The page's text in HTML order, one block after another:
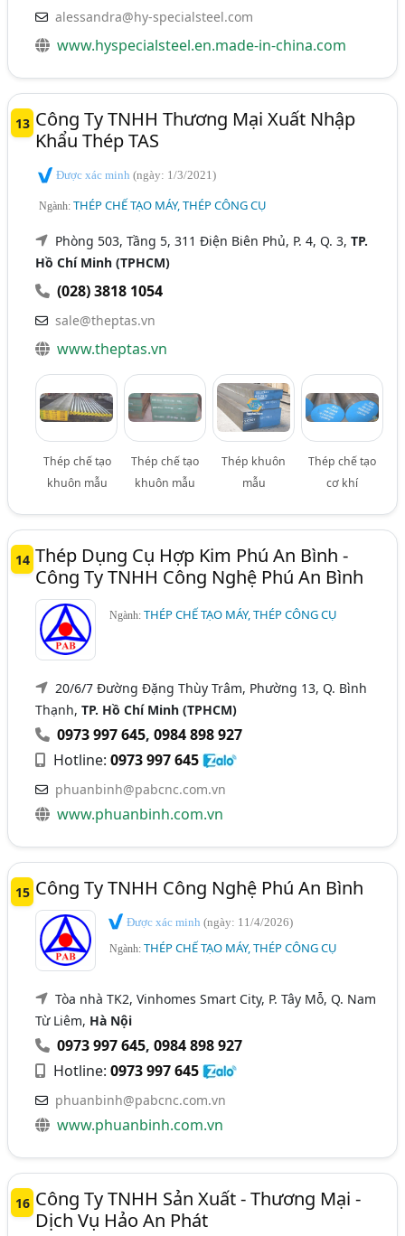
alessandra@hy-specialsteel.com
www.hyspecialsteel.en.made-in-china.com
13 Công Ty TNHH Thương Mại Xuất Nhập
Khẩu Thép TAS
Được xác minh(ngày: 1/3/2021)
Ngành:THÉP CHẾ TẠO MÁY, THÉP CÔNG CỤ
Phòng 503, Tầng 5, 311 Điện Biên Phủ, P. 4, Q. 3,TP.
Hồ Chí Minh (TPHCM)
(028) 3818 1054
sale@theptas.vn
www.theptas.vn
Thép chế tạo
khuôn mẫu
Thép chế tạo
khuôn mẫu
Thép khuôn
mẫu
Thép chế tạo
cơ khí
14 Thép Dụng Cụ Hợp Kim Phú An Bình -
Công Ty TNHH Công Nghệ Phú An Bình
Ngành:THÉP CHẾ TẠO MÁY, THÉP CÔNG CỤ
20/6/7 Đường Đặng Thùy Trâm, Phường 13, Q. Bình
Thạnh,TP. Hồ Chí Minh (TPHCM)
0973 997 645,0984 898 927
Hotline:0973 997 645
phuanbinh@pabcnc.com.vn
www.phuanbinh.com.vn
15 Công Ty TNHH Công Nghệ Phú An Bình
Được xác minh(ngày: 11/4/2026)
Ngành:THÉP CHẾ TẠO MÁY, THÉP CÔNG CỤ
Tòa nhà TK2, Vinhomes Smart City, P. Tây Mỗ, Q. Nam
Từ Liêm, Hà Nội
0973 997 645,0984 898 927
Hotline:0973 997 645
phuanbinh@pabcnc.com.vn
www.phuanbinh.com.vn
16 Công Ty TNHH Sản Xuất - Thương Mại -
Dịch Vụ Hảo An Phát